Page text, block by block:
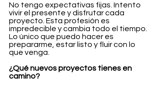
No tengo expectativas fijas. Intento
vivir el presente y disfrutar cada
proyecto. Esta profesión es
impredecible y cambia todo el tiempo.
Lo único que puedo hacer es
prepararme, estar listo y fluir con lo
que venga.
¿Qué nuevos proyectos tienes en
camino?